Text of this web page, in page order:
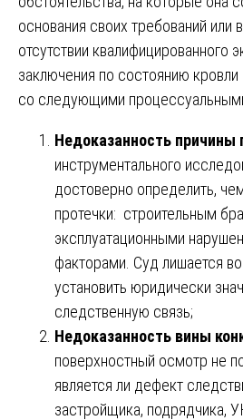
основания своих требований или
отсутствии квалифицированного
заключения по состоянию кровли
со следующими
Недоказанность причины
инструментального
достоверно определить,
протечки: строительным
эксплуатационными
факторами. Суд лишается
установить юридически
следственную связь;
Недоказанность вины
поверхностный осмотр не
является ли дефект
застройщика, подрядчика,